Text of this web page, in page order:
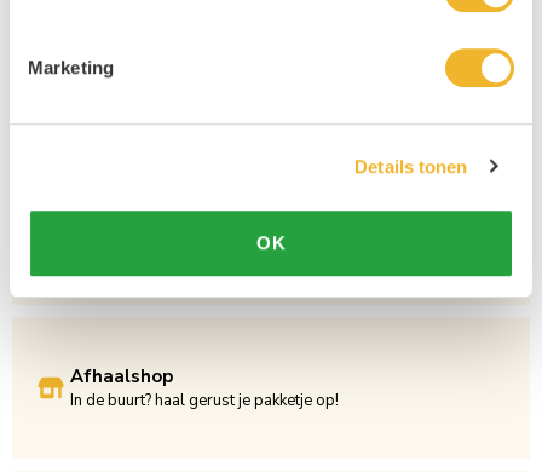
Marketing
Details tonen
OK
Persoonlijke klantenservice
Maandag t/m vrijdag van 09.00 tot 16.00 staat onze
Al sinds 2012 dé (online) drankengroothandel in de Benelux
Afhaalshop
In de buurt? haal gerust je pakketje op!